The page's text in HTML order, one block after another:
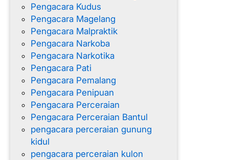
Pengacara Kudus
Pengacara Magelang
Pengacara Malpraktik
Pengacara Narkoba
Pengacara Narkotika
Pengacara Pati
Pengacara Pemalang
Pengacara Penipuan
Pengacara Perceraian
Pengacara Perceraian Bantul
pengacara perceraian gunung
kidul
pengacara perceraian kulon